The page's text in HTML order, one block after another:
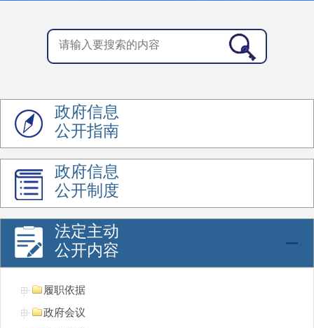
政府信息
公开指南
政府信息
公开制度
法定主动
公开内容
履职依据
政府会议